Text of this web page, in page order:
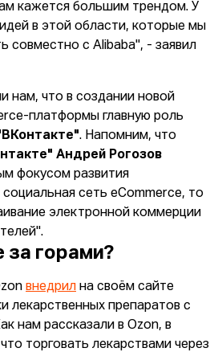
кажется большим трендом. У
в этой области, которые мы
совместно с Alibaba", - заявил
нам, что в создании новой
платформы главную роль
. Напомним, что
Андрей Рогозов
фокусом развития
сеть eСommerce, то
электронной коммерции
за горами?
внедрил на своём сайте
лекарственных препаратов с
нам рассказали в Ozon, в
торговать лекарствами через